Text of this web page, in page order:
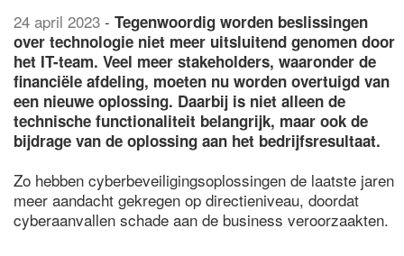
24 april 2023 - Tegenwoordig worden beslissingen
over technologie niet meer uitsluitend genomen door
het IT-team. Veel meer stakeholders, waaronder de
financiële afdeling, moeten nu worden overtuigd van
een nieuwe oplossing. Daarbij is niet alleen de
technische functionaliteit belangrijk, maar ook de
bijdrage van de oplossing aan het bedrijfsresultaat.
Zo hebben cyberbeveiligingsoplossingen de laatste jaren
meer aandacht gekregen op directieniveau, doordat
cyberaanvallen schade aan de business veroorzaakten.